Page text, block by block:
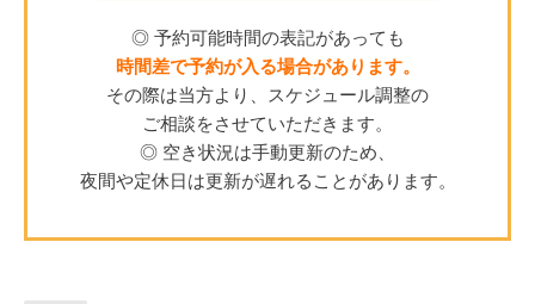
◎ 予約可能時間の表記があっても
時間差で予約が入る場合があります。
その際は当方より、スケジュール調整の
ご相談をさせていただきます。
◎ 空き状況は手動更新のため、
夜間や定休日は更新が遅れることがあります。